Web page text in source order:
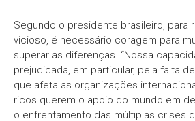
Segundo o presidente brasileiro, para
vicioso, é necessário coragem para
superar as diferenças. “Nossa
prejudicada, em particular, pela falta
que afeta as organizações
ricos querem o apoio do mundo em
o enfrentamento das múltiplas crises